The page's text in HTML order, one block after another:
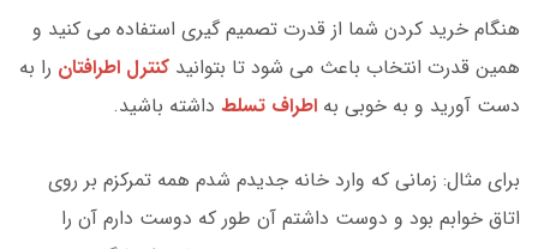
هنگام خرید کردن شما از قدرت تصمیم گیری استفاده می کنید و
همین قدرت انتخاب باعث می شود تا بتوانید کنترل اطرافتان را به
دست آورید و به خوبی به اطراف تسلط داشته باشید.
برای مثال: زمانی که وارد خانه جدیدم شدم همه تمرکزم بر روی
اتاق خوابم بود و دوست داشتم آن طور که دوست دارم آن را